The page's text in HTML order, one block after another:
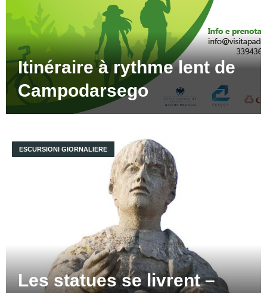
Itinéraire à rythme lent de
Campodarsego
Les statues se livrent –
ESCURSIONI GIORNALIERE